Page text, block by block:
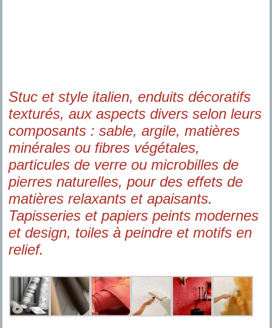
Stuc et style italien, enduits décoratifs
texturés, aux aspects divers selon leurs
composants : sable, argile, matières
minérales ou fibres végétales,
particules de verre ou microbilles de
pierres naturelles, pour des effets de
matières relaxants et apaisants.
Tapisseries et papiers peints modernes
et design, toiles à peindre et motifs en
relief.